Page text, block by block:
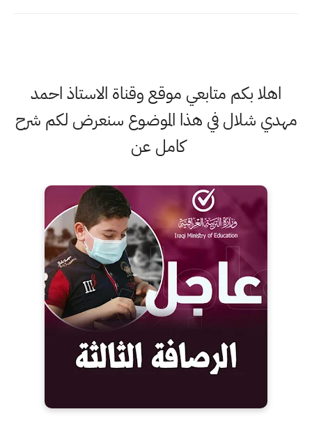
اهلا بكم متابعي موقع وقناة الاستاذ احمد
مهدي شلال في هذا الموضوع سنعرض لكم شرح
كامل عن